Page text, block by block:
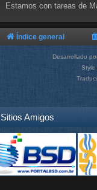
Estamos con tareas de
Índice general
Desarrollado
Style
Sitios Amigos